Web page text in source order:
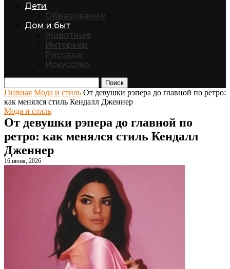
Дети
Образование
Дом и быт
Животные
Интерьер
Рассада
Искусство
Поиск
Главная Мода и стиль От девушки рэпера до главной по ретро:
как менялся стиль Кендалл Дженнер
Мода и стиль
От девушки рэпера до главной по
ретро: как менялся стиль Кендалл
Дженнер
16 июня, 2026